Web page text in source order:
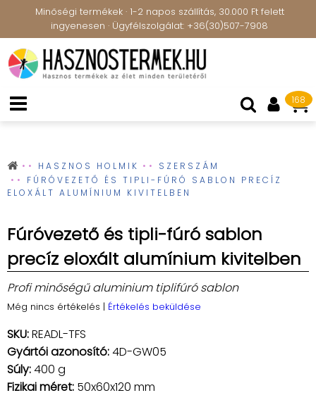
Minőségi termékek · 1-2 napos szállítás, 30.000 Ft felett
ingyenesen · Ügyfélszolgálat: +36(30)507-7908
168
HASZNOS HOLMIK
SZERSZÁM
FÚRÓVEZETŐ ÉS TIPLI-FÚRÓ SABLON PRECÍZ
ELOXÁLT ALUMÍNIUM KIVITELBEN
Fúróvezető és tipli-fúró sablon
precíz eloxált alumínium kivitelben
Profi minőségű aluminium tiplifúró sablon
Még nincs értékelés | Értékelés beküldése
SKU:READL-TFS
Gyártói azonosító:4D-GW05
Súly:400 g
Fizikai méret: 50x60x120 mm